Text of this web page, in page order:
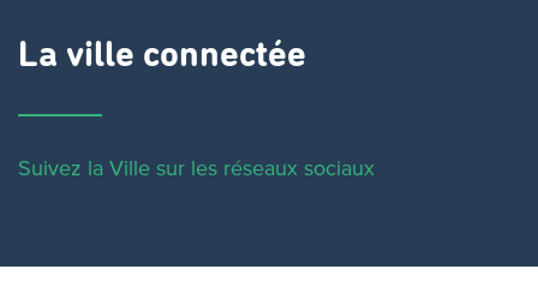
La ville connectée
Suivez la Ville sur les réseaux sociaux